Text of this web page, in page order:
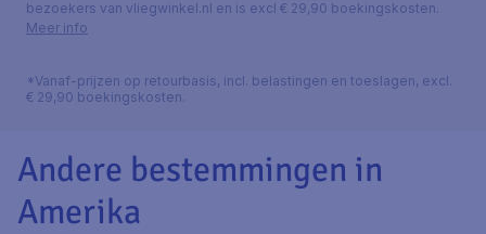
bezoekers van vliegwinkel.nl en is excl € 29,90 boekingskosten.
Meer info
*Vanaf-prijzen op retourbasis, incl. belastingen en toeslagen, excl.
€ 29,90 boekingskosten.
Andere bestemmingen in
Amerika